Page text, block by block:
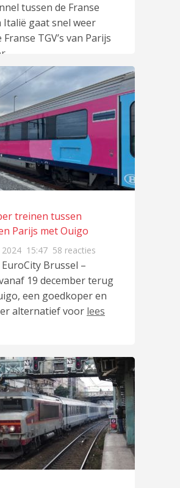
tussen de Franse
Italië gaat snel weer
TGV’s van Parijs
treinen tussen
Parijs met Ouigo
15:47 58 reacties
Brussel –
19 december terug
een goedkoper en
alternatief voor lees